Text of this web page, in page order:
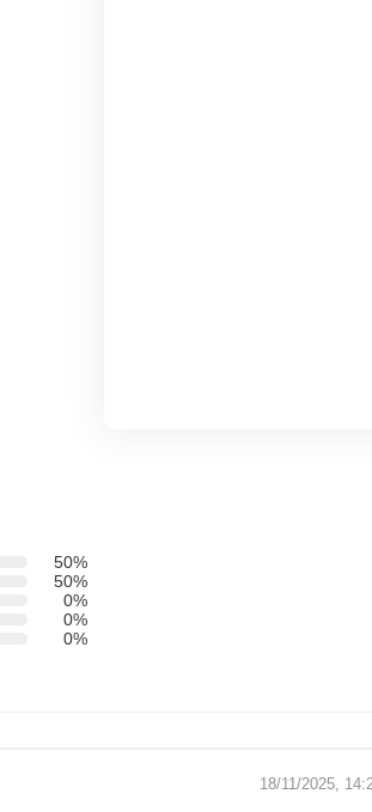
50%
50%
0%
0%
0%
18/11/2025,